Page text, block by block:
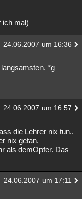
ich mal)
24.06.2007 um 16:36
*g
24.06.2007 um 16:57
die Lehrer nix tun..
nix getan.
als demOpfer. Das
24.06.2007 um 17:11